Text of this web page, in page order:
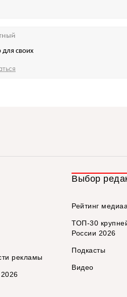
своих
рекламы
Выбор
Рейтинг
ТОП-30
России 2026
Подкасты
Видео